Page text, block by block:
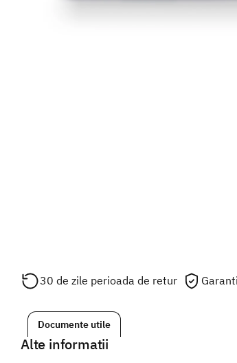
30 de zile perioada de retur
Documente utile
Alte informatii